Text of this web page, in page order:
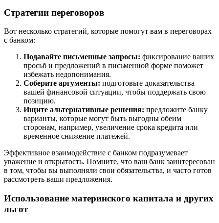
Стратегии переговоров
Вот несколько стратегий, которые помогут вам в переговорах
с банком:
Подавайте письменные запросы: фиксирование ваших
просьб и предложений в письменной форме поможет
избежать недопонимания.
Соберите аргументы: подготовьте доказательства
вашей финансовой ситуации, чтобы поддержать свою
позицию.
Ищите альтернативные решения: предложите банку
варианты, которые могут быть выгодны обеим
сторонам, например, увеличение срока кредита или
временное снижение платежей.
Эффективное взаимодействие с банком подразумевает
уважение и открытость. Помните, что ваш банк заинтересован
в том, чтобы вы выполняли свои обязательства, и часто готов
рассмотреть ваши предложения.
Использование материнского капитала и других
льгот